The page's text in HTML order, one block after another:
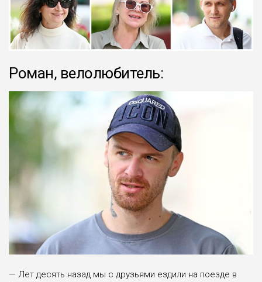
Роман, велолюбитель:
— Лет десять назад мы с друзьями ездили на по­езде в